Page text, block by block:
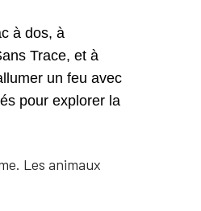
à dos, à
Trace, et à
un feu avec
pour explorer la
Les animaux